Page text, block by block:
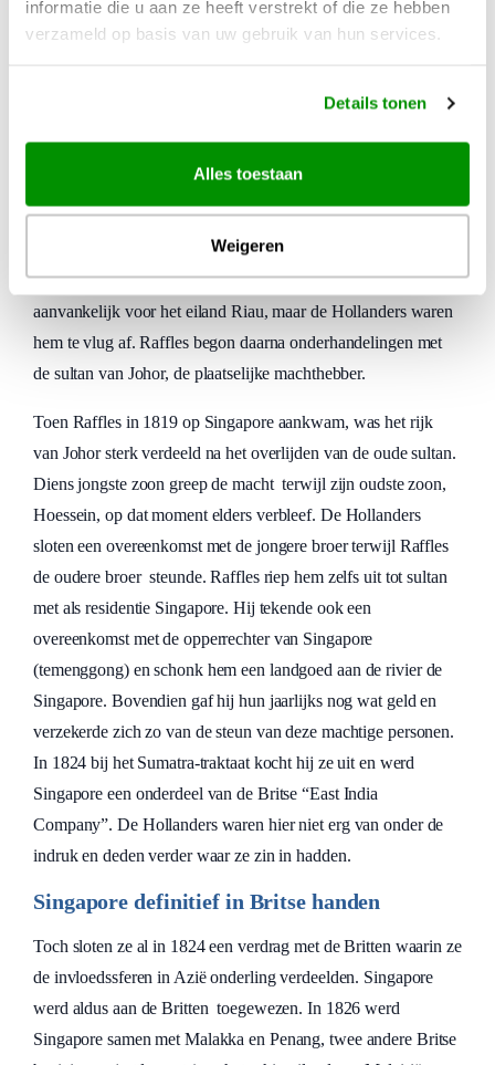
informatie die u aan ze heeft verstrekt of die ze hebben
verzameld op basis van uw gebruik van hun services.
Details tonen
Alles toestaan
Weigeren
Napoleontische oorlogen gaven de Britten de bezittingen van
de Hollanders weer terug. Veel Britten waren het daar echter
Raffles
moment luitenant-gouverneur van Java. Hij vroeg dan ook
toestemming om een handelspost te mogen opzetten om de
Britse handelsroutes in deze regio veilig te stellen. Hij koos
aanvankelijk voor het eiland Riau, maar de Hollanders waren
hem te vlug af. Raffles begon daarna onderhandelingen met
de sultan van Johor, de plaatselijke machthebber.
Toen Raffles in 1819 op Singapore aankwam, was het rijk
van Johor sterk verdeeld na het overlijden van de oude sultan.
Diens jongste zoon greep de macht terwijl zijn oudste zoon,
Hoessein, op dat moment elders verbleef. De Hollanders
sloten een overeenkomst met de jongere broer terwijl Raffles
de oudere broer steunde. Raffles riep hem zelfs uit tot sultan
met als residentie Singapore. Hij tekende ook een
overeenkomst met de opperrechter van Singapore
(temenggong) en schonk hem een landgoed aan de rivier de
Singapore. Bovendien gaf hij hun jaarlijks nog wat geld en
verzekerde zich zo van de steun van deze machtige personen.
In 1824 bij het Sumatra-traktaat kocht hij ze uit en werd
Singapore een onderdeel van de Britse “East India
Company”. De Hollanders waren hier niet erg van onder de
indruk en deden verder waar ze zin in hadden.
Singapore definitief in Britse handen
Toch sloten ze al in 1824 een verdrag met de Britten waarin ze
de invloedssferen in Azië onderling verdeelden. Singapore
werd aldus aan de Britten toegewezen. In 1826 werd
Singapore samen met Malakka en Penang, twee andere Britse